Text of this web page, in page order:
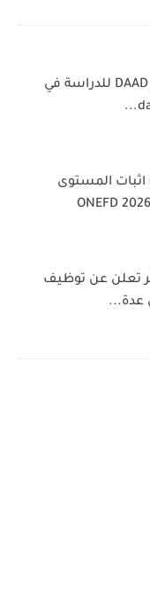
التقديم على منح DAAD للدراسة في
المستوى
تعلن عن توظيف